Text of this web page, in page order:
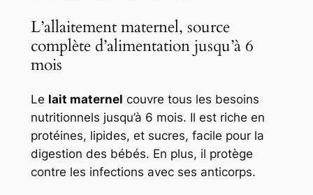
L’allaitement maternel, source
complète d’alimentation jusqu’à 6
mois
Le lait maternel couvre tous les besoins
nutritionnels jusqu’à 6 mois. Il est riche en
protéines, lipides, et sucres, facile pour la
digestion des bébés. En plus, il protège
contre les infections avec ses anticorps.